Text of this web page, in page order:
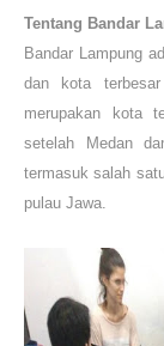
Tentang Bandar
Bandar Lampung
dan kota
merupakan kota
setelah Medan
termasuk salah
pulau Jawa.